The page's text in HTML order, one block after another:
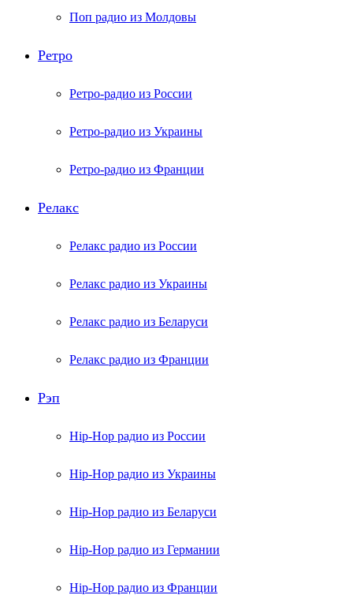
Поп радио из Молдовы
Ретро
Ретро-радио из России
Ретро-радио из Украины
Ретро-радио из Франции
Релакс
Релакс радио из России
Релакс радио из Украины
Релакс радио из Беларуси
Релакс радио из Франции
Рэп
Hip-Hop радио из России
Hip-Hop радио из Украины
Hip-Hop радио из Беларуси
Hip-Hop радио из Германии
Hip-Hop радио из Франции